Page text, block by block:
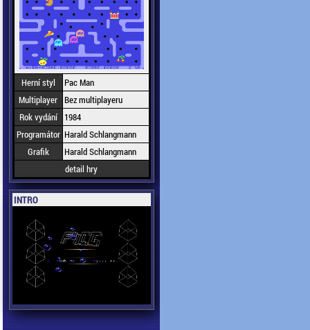
Herní styl
Pac Man
Multiplayer Bez multiplayeru
Rok vydání
1984
Programátor Harald Schlangmann
Grafik
Harald Schlangmann
detail hry
INTRO